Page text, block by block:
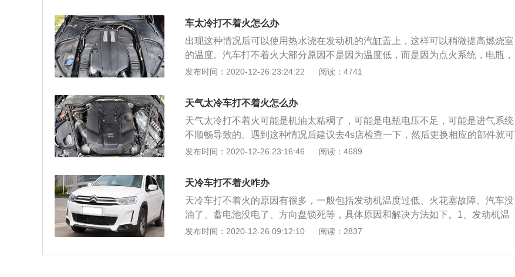
不高，发动机燃烧后产生的水汽在排气管的某个部位冻结，而短途的行驶无法将
这些冰融化，时间一长就会对爱车的启动和排气产生影响。使用热水浇化即可。
动系统的正常使用，从而降低制动的灵活性甚至直接导致制动不灵。因此，冷天
行车前一定要注意检查汽车的制动系统，确保其保持在良好的状态；2、天气冷
影响胎压，除了制动以外，胎压也会受天气影响。轮胎胎压要随着外部气温的变
化进行适度调整。过高或过低的胎压都会影响轮胎的寿命和性能表现。当气温下
降时，轮胎胎压则要相应降低，增加轮胎胎面的地面附着力；3、冷天防挡风玻
温差会导致挡风玻璃结雾，影响视线。尤其是雨天这种现象更为严重，视线不清
极易诱发交通事故。所以，冷天行车一定要注意并懂得如何除雾；4、低温启
动，在低温状态下，很多车辆会在启动时遭遇到难以打火的难题，又或是有时在
内，即拧钥匙或是按启动开关不要持续时间过长。如果启动3次均未成功，应当
卸下放在室内保暖，清晨启动时再装上。这样虽然有些麻烦，却可保证车辆顺利
启动。
车太冷打不着火怎么办
出现这种情况后可以使用热水浇在发动机的汽缸盖上，这样可以稍微提高燃烧室
的温度。汽车打不着火大部分原因不是因为温度低，而是因为点火系统，电瓶，
排气系统，进气系统出现故障导致的。在冬季汽车的排气管内部的水是非常容易
排出。如果节气门上有水分，在温度过低的时候节气门也会被冻住，这样节气门
是无法打开的。节气门打不开发动机就无法进气，这样也会导致发动机无法启
动。火花塞是发动机点火系统中的主要部件，火花塞是需要定期更换的。火花塞
长时间使用电极间隙会变大，这样会导致点火能量变弱。火花塞长时间使用电极
上还会出现积碳，这样也会影响点火能量。建议大家在平时用车时按时更换火花
件，但是点火线圈长时间在高温环境下工作也是非常容易出现故障的。点火线圈
出现故障后也会导致火花塞点火能量不足，这样也会导致发动机无法启动。
发布时间：2020-12-26 23:24:22 阅读：4741
天气太冷车打不着火怎么办
天气太冷打不着火可能是机油太粘稠了，可能是电瓶电压不足，可能是进气系统
不顺畅导致的。遇到这种情况后建议去4s店检查一下，然后更换相应的部件就可
以了。机油是发动机的血液，机油子啊发动机内起到润滑，清洁，密封，缓冲，
受到的阻力变大。受到的阻力变大后就会导致发动机难以启动。如果所在地区冬
季温度比较低，建议使用0w机油。在进入冬季之前，最好给发动机来一个全面的
保养。在保养时建议检查一下电瓶的内阻和电压，如果内阻和电压达不到规定的
要求，那就应该更换了。电瓶是汽车上一个重要的部件，随着充放电次数的增加
电瓶的蓄电能力会下降。汽油发动机是有点火系统的，点火系统主要是由火花塞
发布时间：2020-12-26 23:16:46 阅读：4689
天冷车打不着火咋办
天冷车打不着火的原因有很多，一般包括发动机温度过低、火花塞故障、汽车没
油了、蓄电池没电了、方向盘锁死等，具体原因和解决方法如下。1、发动机温
度过低：当环境温度太低时，发动机温度上不去导致其内部燃油和各种油液不能
比较简单，只需要等环境温度恢复到正常水平就可自动解决。2、火花塞故障：
发布时间：2020-12-26 09:12:10 阅读：2837